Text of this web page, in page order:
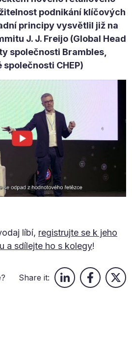
podnikání klíčových
principy vysvětlil již na
J. J. Freijo (Global Head
společnosti Brambles,
společnosti CHEP)
líbí, registrujte se k jeho
a sdílejte ho s kolegy!
Share it: